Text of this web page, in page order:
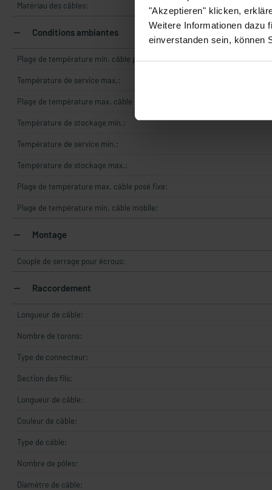
"Akzeptieren" klicken,
Weitere Informationen dazu
einverstanden sein, können
Matériau des câbles:
Conditions ambiantes
Plage de température min. câble posé fixe:
Température de service max.:
Plage de température max. câble mobile:
Température de stockage min.:
Température de service min.:
Température de stockage max.:
Plage de température max. câble posé fixe:
Plage de température min. câble mobile:
Montage
Couple de serrage pour écrous:
Raccordement
Longueur de câble:
Nombre de torons:
Type de connecteur:
Section des fils:
Longueur de câble:
Couleur de câble:
Type de câble:
Nombre de pôles:
Diamètre de câble: